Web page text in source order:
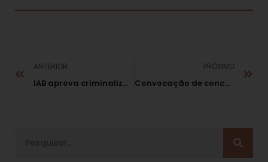
ANTERIOR
IAB aprova criminalização da violação de direitos do advogado
PRÓXIMO
Convocação de concurso apenas por imprensa oficial viola princípio da publicidade